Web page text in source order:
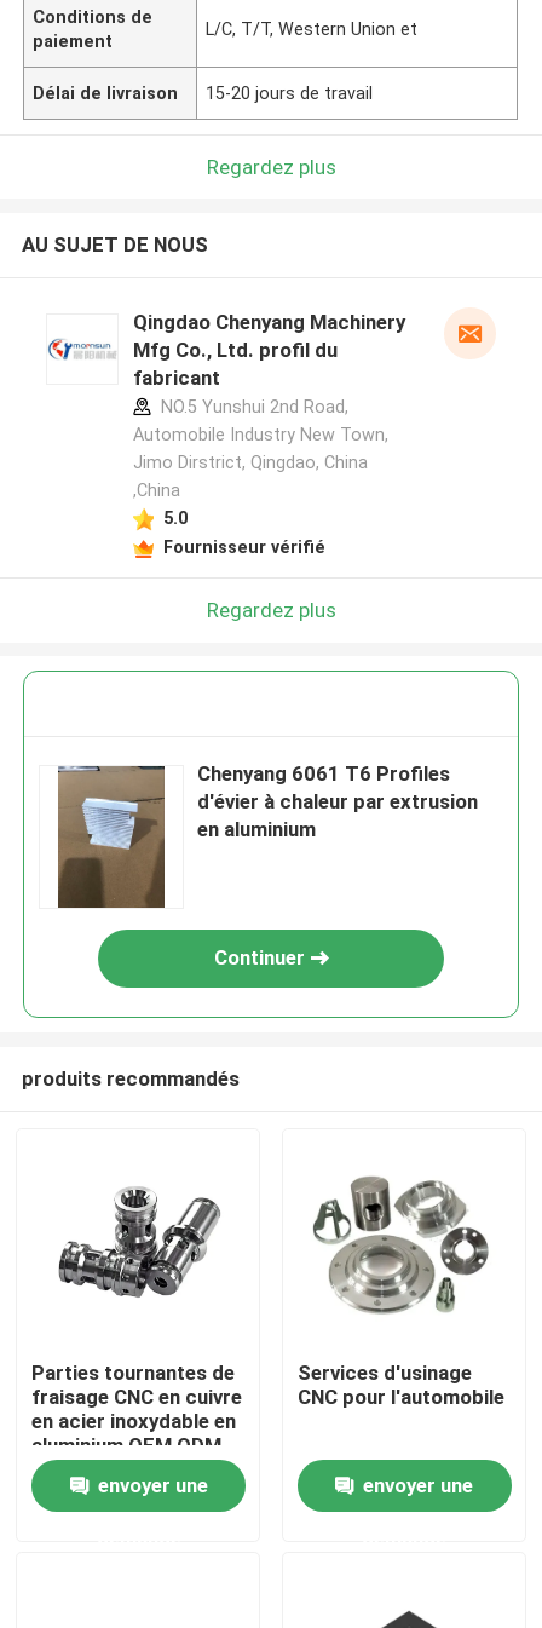
Aperçu
A propos de nous
Visite d'usine
Conditions de
paiement
L/C, T/T, Western Union et
Délai de livraison 15-20 jours de travail
Regardez plus
AU SUJET DE NOUS
Qingdao Chenyang Machinery
Mfg Co., Ltd. profil du
fabricant
NO.5 Yunshui 2nd Road,
Automobile Industry New Town,
Jimo Dirstrict, Qingdao, China
,China
5.0
Fournisseur vérifié
Regardez plus
Chenyang 6061 T6 Profiles
d'évier à chaleur par extrusion
en aluminium
Continuer
produits recommandés
Parties tournantes de
fraisage CNC en cuivre
en acier inoxydable en
aluminium OEM ODM
envoyer une
Services d'usinage
CNC pour l'automobile
envoyer une